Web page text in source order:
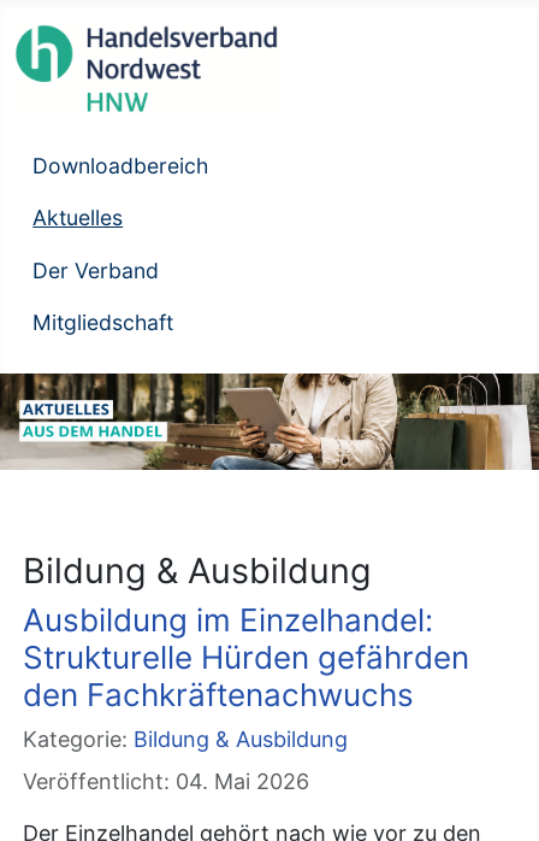
Downloadbereich
Aktuelles
Der Verband
Mitgliedschaft
Bildung & Ausbildung
Ausbildung im Einzelhandel:
Strukturelle Hürden gefährden
den Fachkräftenachwuchs
Kategorie: Bildung & Ausbildung
Veröffentlicht: 04. Mai 2026
Der Einzelhandel gehört nach wie vor zu den